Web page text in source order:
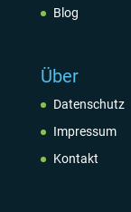
Blog
Über
Datenschutz
Impressum
Kontakt